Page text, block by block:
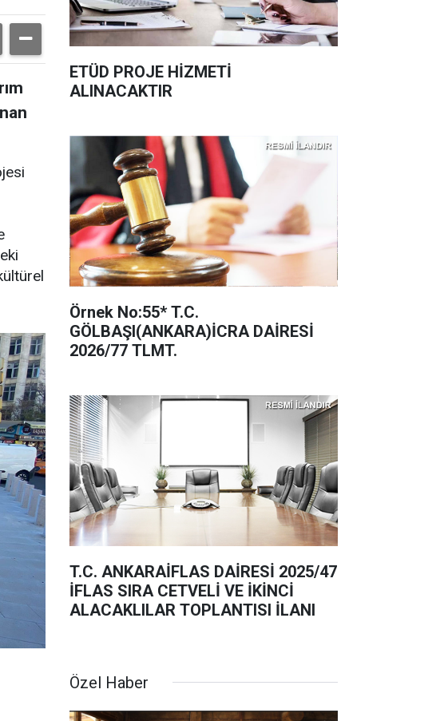
ETÜD PROJE HİZMETİ
ALINACAKTIR
Örnek No:55* T.C.
GÖLBAŞI(ANKARA)İCRA DAİRESİ
2026/77 TLMT.
T.C. ANKARAİFLAS DAİRESİ 2025/47
İFLAS SIRA CETVELİ VE İKİNCİ
ALACAKLILAR TOPLANTISI İLANI
Özel Haber